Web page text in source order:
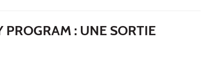
PROGRAM : UNE SORTIE